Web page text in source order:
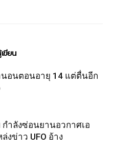
ขียน
นอนตอนอายุ 14 แต่ตื่นอีก
กำลังซ่อนยานอวกาศเอ
งข่าว UFO อ้าง